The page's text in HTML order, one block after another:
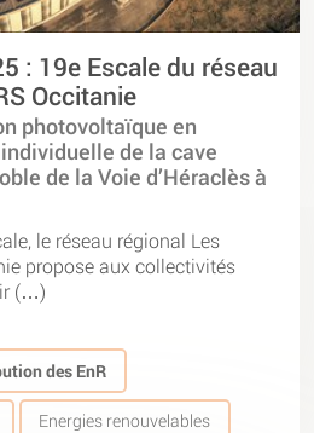
: 19e Escale du réseau
Occitanie
photovoltaïque en
de la cave
de la Voie d’Héraclès à
le réseau régional Les
propose aux collectivités
(…)
des EnR
Energies renouvelables